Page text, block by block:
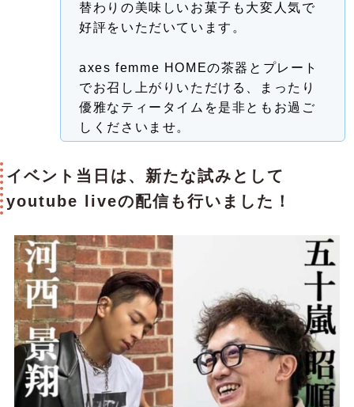
替わりの美味しいお菓子も大変人気で
好評をいただいています。
axes femme HOMEの茶器とプレート
でお召し上がりいただける、まったり
優雅なティータイムを是非ともお過ご
しくださいませ。
イベント当日は、新たな試みとして
youtube liveの配信も行いました！